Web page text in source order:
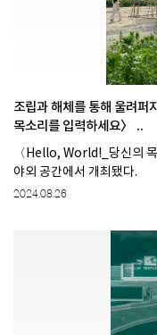
조립과 해체를 통해 울려
목소리를 입력하세요〉 ..
〈Hello, World!_당신의
야외 공간에서 개최됐다.
2024.08.26